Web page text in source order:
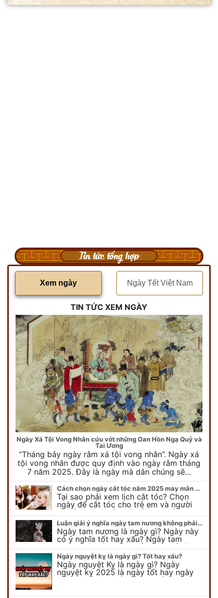
Tin tức tổng hợp
Xem ngày Ngày Tết Việt Nam
TIN TỨC XEM NGÀY
Ngày Xá Tội Vong Nhân cứu vớt những Oan Hồn Ngạ Quỷ và
Tai Ương
“Tháng bảy ngày rằm xá tội vong nhân”. Ngày xá
tội vong nhân được quy định vào ngày rằm tháng
7 năm 2025. Đây là ngày mà dân chúng sẽ…
Cách chọn ngày cắt tóc năm 2025 may mắn cho cả trẻ em và người lớn
Tại sao phải xem lịch cắt tóc? Chọn
ngày để cắt tóc cho trẻ em và người
lớn cần lưu ý điều gì để gặp nhiều may
mắn ? Khi…
Luận giải ý nghĩa ngày tam nương không phải ai cũng biết
Ngày tam nương là ngày gì? Ngày này
có ý nghĩa tốt hay xấu? Ngày tam
nương sát có nguồn gốc như thế nào?
Cần kiêng kỵ điều gì khi…
Ngày nguyệt kỵ là ngày gì? Tốt hay xấu?
Ngày nguyệt Kỵ là ngày gì? Ngày
nguyệt kỵ 2025 là ngày tốt hay ngày
xấu, xem ngay để biết chi tiết ý nghĩa